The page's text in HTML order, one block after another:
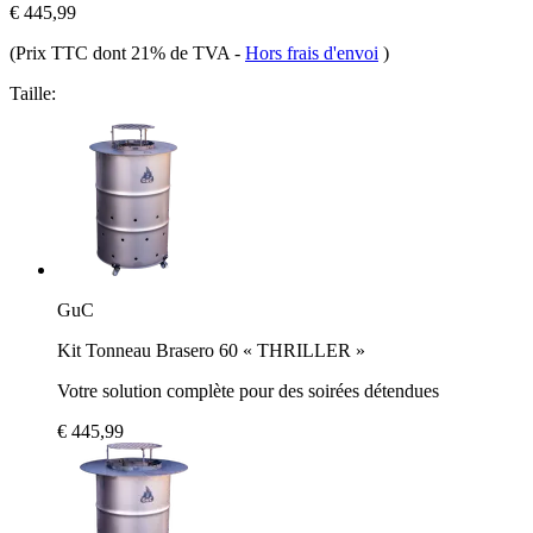
€ 445,99
(Prix TTC dont 21% de TVA - Hors frais d'envoi )
Taille:
GuC
Kit Tonneau Brasero 60 « THRILLER »
Votre solution complète pour des soirées détendues
€ 445,99